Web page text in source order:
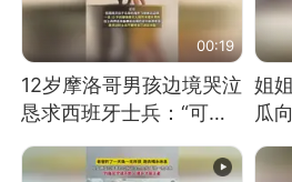
00:19
12岁摩洛哥男孩边境哭泣
恳求西班牙士兵：“可不
可以不要把我遣返回国”
姐
瓜
网
教